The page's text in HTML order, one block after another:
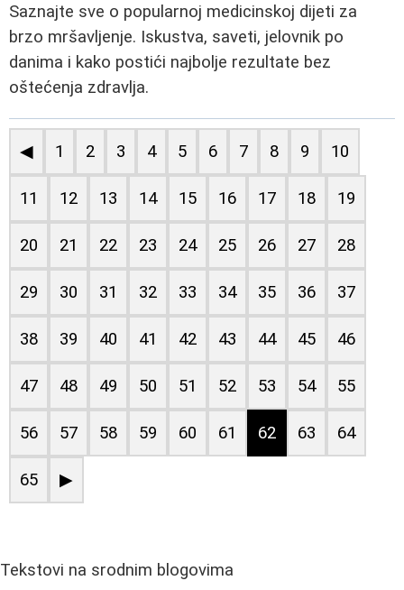
Saznajte sve o popularnoj medicinskoj dijeti za
brzo mršavljenje. Iskustva, saveti, jelovnik po
danima i kako postići najbolje rezultate bez
oštećenja zdravlja.
◀ 1 2 3 4 5 6 7 8 9 10
11 12 13 14 15 16 17 18 19
20 21 22 23 24 25 26 27 28
29 30 31 32 33 34 35 36 37
38 39 40 41 42 43 44 45 46
47 48 49 50 51 52 53 54 55
56 57 58 59 60 61 62 63 64
65 ▶
Tekstovi na srodnim blogovima